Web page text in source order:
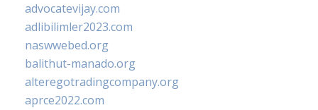
advocatevijay.com
adlibilimler2023.com
naswwebed.org
balithut-manado.org
alteregotradingcompany.org
aprce2022.com